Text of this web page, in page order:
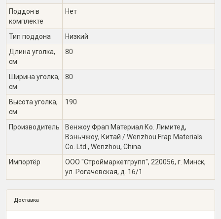
Поддон в
комплекте
Нет
Тип поддона
Низкий
Длина уголка,
см
80
Ширина уголка,
см
80
Высота уголка,
см
190
Производитель
Венжоу Фрап Материал Ко. Лимитед,
Вэньчжоу, Китай / Wenzhou Frap Materials
Co. Ltd., Wenzhou, China
Импортёр
ООО "Строймаркетгрупп", 220056, г. Минск,
ул. Рогачевская, д. 16/1
Доставка